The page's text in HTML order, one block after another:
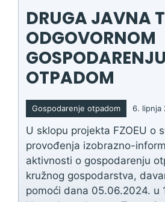
DRUGA JAVNA
ODGOVORNOM
GOSPODARENJU
OTPADOM
Gospodarenje otpadom 6. lipnja
U sklopu projekta FZOEU o
provođenja izobrazno-
aktivnosti o gospodarenju
kružnog gospodarstva,
pomoći dana 05.06.2024. u